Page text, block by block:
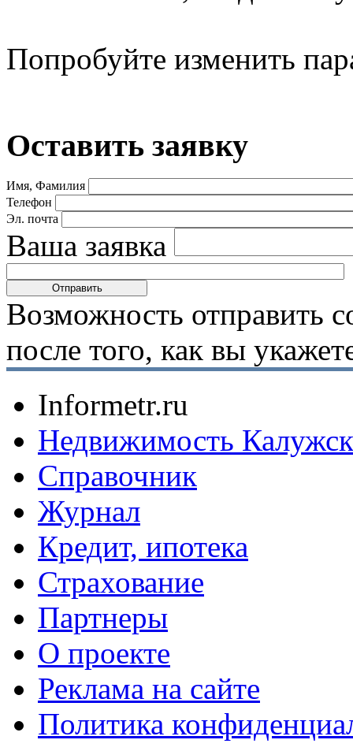
Попробуйте изменить
Оставить заявку
Имя, Фамилия
Телефон
Эл. почта
Ваша заявка
Возможность отправить
после того, как вы
Informetr.ru
Недвижимость
Справочник
Журнал
Кредит, ипотека
Страхование
Партнеры
O проекте
Реклама на сайте
Политика